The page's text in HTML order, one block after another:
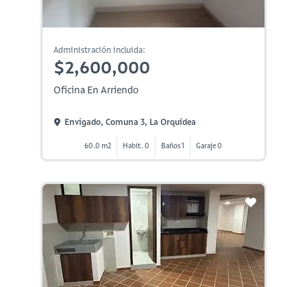
Administración incluida:
$2,600,000
Oficina En Arriendo
Envigado, Comuna 3, La Orquídea
60.0 m2 Habit. 0 Baños 1 Garaje 0